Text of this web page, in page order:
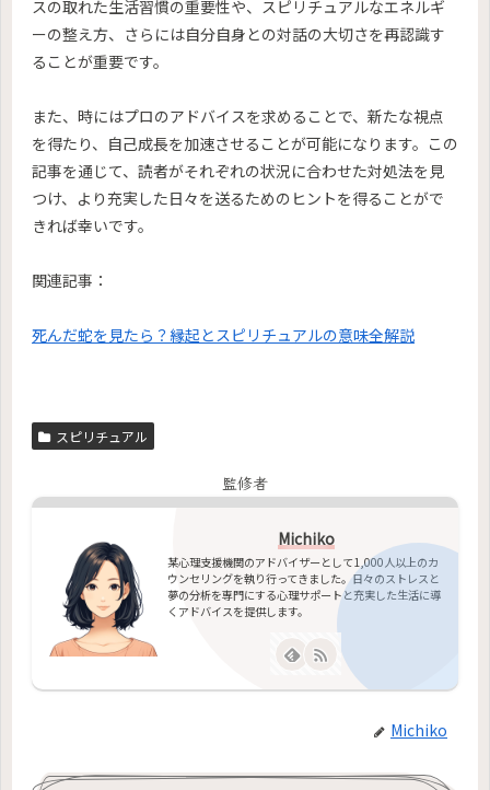
スの取れた生活習慣の重要性や、スピリチュアルなエネルギ
ーの整え方、さらには自分自身との対話の大切さを再認識す
ることが重要です。
また、時にはプロのアドバイスを求めることで、新たな視点
を得たり、自己成長を加速させることが可能になります。この
記事を通じて、読者がそれぞれの状況に合わせた対処法を見
つけ、より充実した日々を送るためのヒントを得ることがで
きれば幸いです。
関連記事：
死んだ蛇を見たら？縁起とスピリチュアルの意味全解説
スピリチュアル
監修者
Michiko
某心理支援機関のアドバイザーとして1,000人以上のカ
ウンセリングを執り行ってきました。日々のストレスと
夢の分析を専門にする心理サポートと充実した生活に導
くアドバイスを提供します。
Michiko